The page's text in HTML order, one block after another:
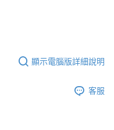
顯示電腦版詳細說明
客服